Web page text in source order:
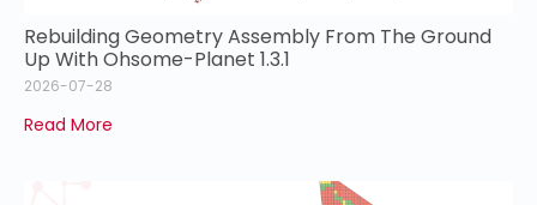
Rebuilding Geometry Assembly From The Ground
Up With Ohsome-Planet 1.3.1
2026-07-28
Read More